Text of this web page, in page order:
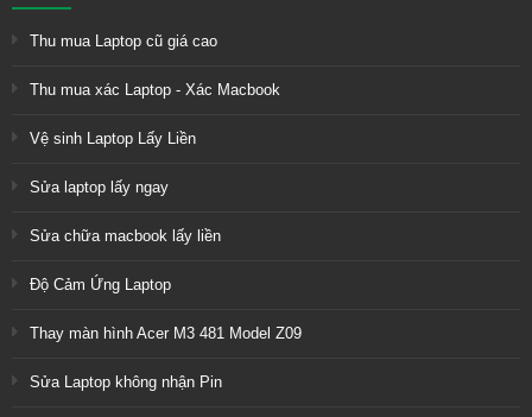
Thu mua Laptop cũ giá cao
Thu mua xác Laptop - Xác Macbook
Vệ sinh Laptop Lấy Liền
Sửa laptop lấy ngay
Sửa chữa macbook lấy liền
Độ Cảm Ứng Laptop
Thay màn hình Acer M3 481 Model Z09
Sửa Laptop không nhận Pin